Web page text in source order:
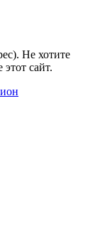
Не хотите
сайт.